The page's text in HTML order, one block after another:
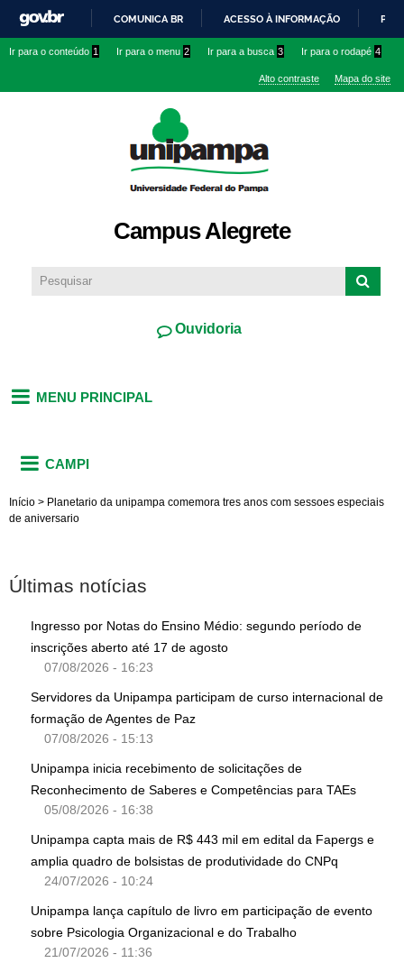
conteúdo
IR
O
COMUNICA BR ACESSO À INFORMAÇÃO
Ir para o conteúdo 1 Ir para o menu 2 Ir para a busca 3 Ir para o rodapé 4
Alto contraste Mapa do site
Campus Alegrete
Ouvidoria
MENU PRINCIPAL
CAMPI
Início > Planetario da unipampa comemora tres anos com sessoes especiais
de aniversario
Últimas notícias
Ingresso por Notas do Ensino Médio: segundo período de
inscrições aberto até 17 de agosto
07/08/2026 - 16:23
Servidores da Unipampa participam de curso internacional de
formação de Agentes de Paz
07/08/2026 - 15:13
Unipampa inicia recebimento de solicitações de
Reconhecimento de Saberes e Competências para TAEs
05/08/2026 - 16:38
Unipampa capta mais de R$ 443 mil em edital da Fapergs e
amplia quadro de bolsistas de produtividade do CNPq
24/07/2026 - 10:24
Unipampa lança capítulo de livro em participação de evento
sobre Psicologia Organizacional e do Trabalho
21/07/2026 - 11:36